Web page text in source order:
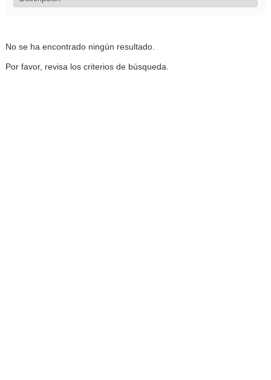
No se ha encontrado ningún resultado.
Por favor, revisa los criterios de búsqueda.